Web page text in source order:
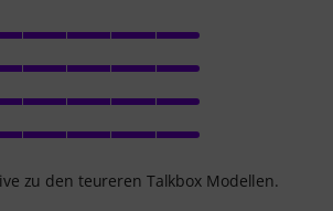
zu den teureren Talkbox Modellen.